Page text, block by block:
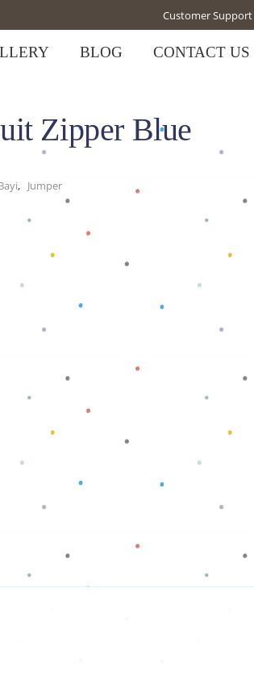
Customer Support
BLOG CONTACT US
Zipper Blue
, Jumper